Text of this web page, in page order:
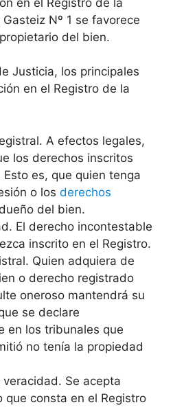
Nº 1 se favorece
del bien.
Justicia, los principales
en el Registro de la
A efectos legales,
los derechos inscritos
Esto es, que quien tenga
o los derechos
del bien.
El derecho incontestable
inscrito en el Registro.
Quien adquiera de
o derecho registrado
oneroso mantendrá su
se declare
en los tribunales que
no tenía la propiedad
Se acepta
que consta en el Registro